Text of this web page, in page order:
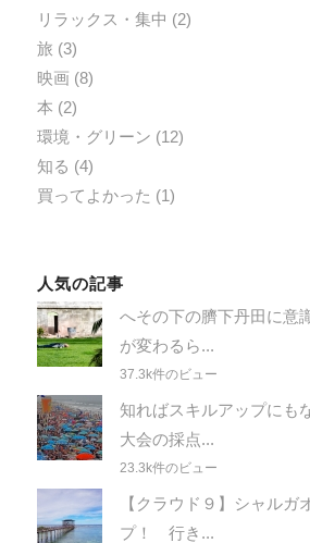
リラックス・集中 (2)
旅 (3)
映画 (8)
本 (2)
環境・グリーン (12)
知る (4)
買ってよかった (1)
人気の記事
へその下の臍下丹田に意
が変わるら...
37.3k件のビュー
知ればスキルアップにも
大会の採点...
23.3k件のビュー
【クラウド９】シャルガ
プ！ 行き...